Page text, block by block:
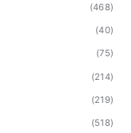
(468)
(40)
(75)
(214)
(219)
(518)